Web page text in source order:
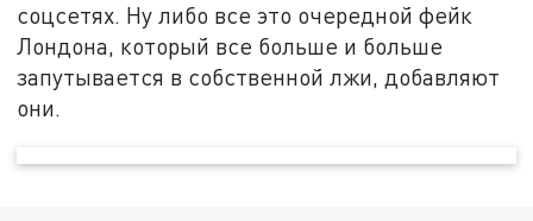
соцсетях. Ну либо все это очередной фейк
Лондона, который все больше и больше
запутывается в собственной лжи, добавляют
они.